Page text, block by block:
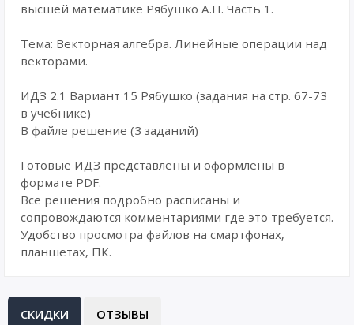
высшей математике Рябушко А.П. Часть 1.
Тема: Векторная алгебра. Линейные операции над
векторами.
ИДЗ 2.1 Вариант 15 Рябушко (задания на стр. 67-73
в учебнике)
В файле решение (3 заданий)
Готовые ИДЗ представлены и оформлены в
формате PDF.
Все решения подробно расписаны и
сопровождаются комментариями где это требуется.
Удобство просмотра файлов на смартфонах,
планшетах, ПК.
СКИДКИ ОТЗЫВЫ